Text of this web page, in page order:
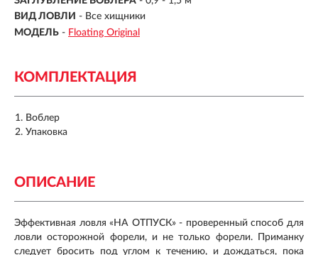
ВИД ЛОВЛИ - Все хищники
МОДЕЛЬ - Floating Original
КОМПЛЕКТАЦИЯ
Воблер
Упаковка
ОПИСАНИЕ
Эффективная ловля «НА ОТПУСК» - проверенный способ для
ловли осторожной форели, и не только форели. Приманку
следует бросить под углом к течению, и дождаться, пока